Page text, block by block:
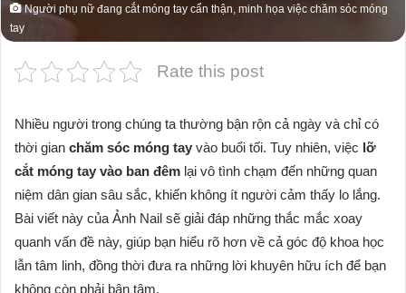
Người phụ nữ đang cắt móng tay cẩn thận, minh họa việc chăm sóc móng
tay
Rate this post
Nhiều người trong chúng ta thường bận rộn cả ngày và chỉ có
thời gian chăm sóc móng tay vào buổi tối. Tuy nhiên, việc lỡ
cắt móng tay vào ban đêm lại vô tình chạm đến những quan
niệm dân gian sâu sắc, khiến không ít người cảm thấy lo lắng.
Bài viết này của Ảnh Nail sẽ giải đáp những thắc mắc xoay
quanh vấn đề này, giúp bạn hiểu rõ hơn về cả góc độ khoa học
lẫn tâm linh, đồng thời đưa ra những lời khuyên hữu ích để bạn
không còn phải bận tâm.